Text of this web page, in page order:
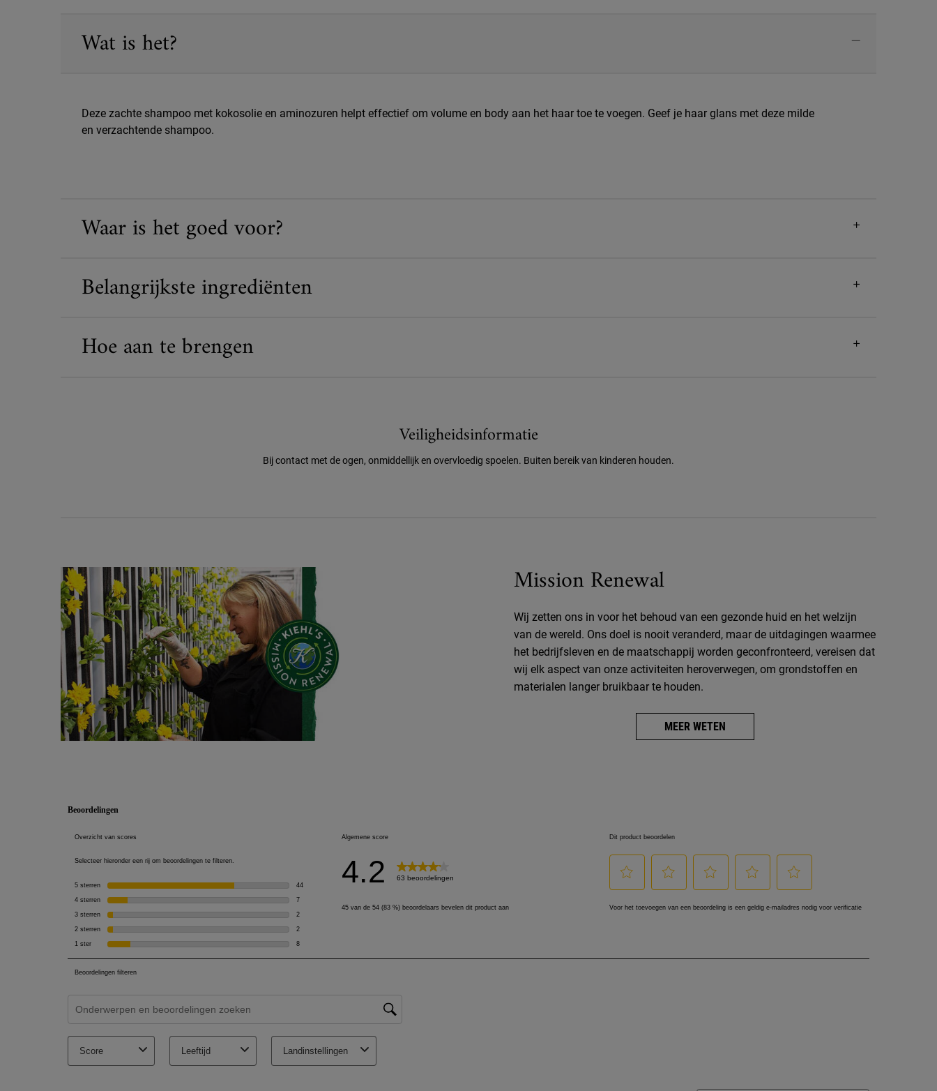
Wat is het?
Deze zachte shampoo met kokosolie en aminozuren helpt effectief om volume en body aan het haar toe te voegen. Geef je haar glans met deze milde
en verzachtende shampoo.
Waar is het goed voor?
Belangrijkste ingrediënten
Hoe aan te brengen
Veiligheidsinformatie
Bij contact met de ogen, onmiddellijk en overvloedig spoelen. Buiten bereik van kinderen houden.
Mission Renewal
Wij zetten ons in voor het behoud van een gezonde huid en het welzijn
van de wereld. Ons doel is nooit veranderd, maar de uitdagingen waarmee
het bedrijfsleven en de maatschappij worden geconfronteerd, vereisen dat
wij elk aspect van onze activiteiten heroverwegen, om grondstoffen en
materialen langer bruikbaar te houden.
MEER WETEN